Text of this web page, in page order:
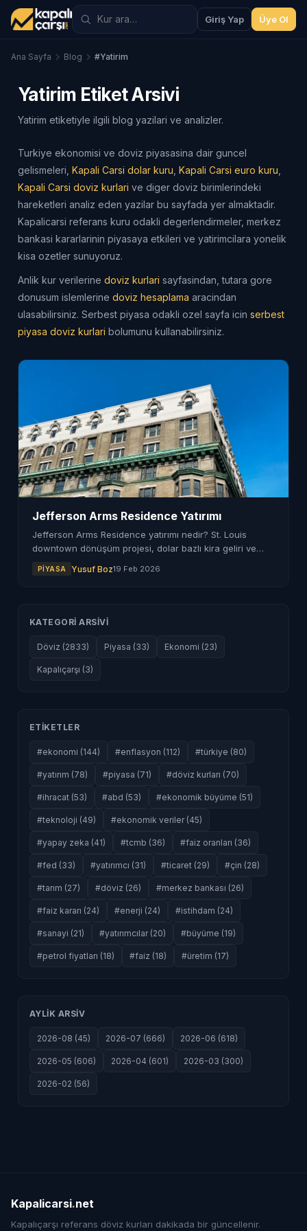
Giriş Yap Üye Ol
Ana Sayfa Blog #Yatirim
Yatirim Etiket Arsivi
Yatirim etiketiyle ilgili blog yazilari ve analizler.
Turkiye ekonomisi ve doviz piyasasina dair guncel
gelismeleri, Kapali Carsi dolar kuru Kapali Carsi euro kuru
Kapali Carsi doviz kurlari ve diger doviz birimlerindeki
hareketleri analiz eden yazilar bu sayfada yer almaktadir.
Kapalicarsi referans kuru odakli degerlendirmeler, merkez
bankasi kararlarinin piyasaya etkileri ve yatirimcilara yonelik
kisa ozetler sunuyoruz.
Anlik kur verilerine doviz kurlari sayfasindan, tutara gore
donusum islemlerine doviz hesaplama aracindan
ulasabilirsiniz. Serbest piyasa odakli ozel sayfa icin serbest
piyasa doviz kurlari bolumunu kullanabilirsiniz.
Jefferson Arms Residence Yatırımı
Jefferson Arms Residence yatırımı nedir? St. Louis
downtown dönüşüm projesi, dolar bazlı kira geliri ve
PIYASA Yusuf Boz19 Feb 2026
KATEGORI ARSIVI
Döviz (2833) Piyasa (33) Ekonomi (23)
Kapalıçarşı (3)
ETIKETLER
#ekonomi (144) #enflasyon (112) #türkiye (80)
#yatırım (78) #piyasa (71) #döviz kurları (70)
#ihracat (53) #abd (53) #ekonomik büyüme (51)
#teknoloji (49) #ekonomik veriler (45)
#yapay zeka (41) #tcmb (36) #faiz oranları (36)
#fed (33) #yatırımcı (31) #ticaret (29) #çin (28)
#tarım (27) #döviz (26) #merkez bankası (26)
#faiz kararı (24) #enerji (24) #istihdam (24)
#sanayi (21) #yatırımcılar (20) #büyüme (19)
#petrol fiyatları (18) #faiz (18) #üretim (17)
AYLIK ARSIV
2026-08 (45) 2026-07 (666) 2026-06 (618)
2026-05 (606) 2026-04 (601) 2026-03 (300)
2026-02 (56)
Kapalicarsi.net
Kapalıçarşı referans döviz kurları dakikada bir güncellenir.